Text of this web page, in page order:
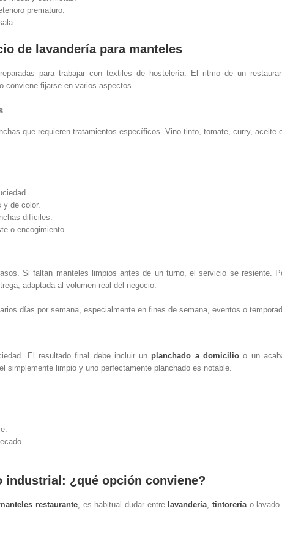
prematuro.
de lavandería para manteles
para trabajar con textiles de hostelería. El ritmo de un
conviene fijarse en varios aspectos.
que requieren tratamientos específicos. Vino tinto, tomate, curry, aceite
y de color.
difíciles.
o encogimiento.
Si faltan manteles limpios antes de un turno, el servicio se resiente.
adaptada al volumen real del negocio.
días por semana, especialmente en fines de semana, eventos o
El resultado final debe incluir un planchado a domicilio o un
simplemente limpio y uno perfectamente planchado es notable.
industrial: ¿qué opción conviene?
restaurante, es habitual dudar entre lavandería,tintoreríao lavado